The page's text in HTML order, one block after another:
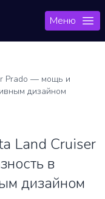
Меню
Prado — мощь и
дизайном
Land Cruiser
в
дизайном